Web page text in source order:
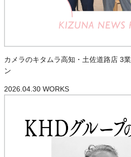
カメラのキタムラ高知・土佐道路店 3
ン
2026.04.30 WORKS